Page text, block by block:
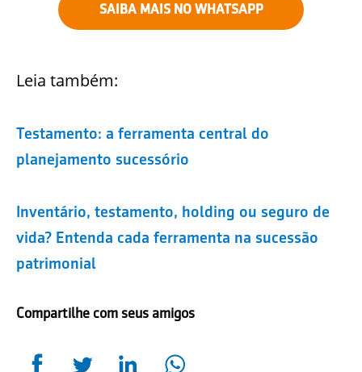
SAIBA MAIS NO WHATSAPP
Leia também:
Testamento: a ferramenta central do
planejamento sucessório
Inventário, testamento, holding ou seguro de
vida? Entenda cada ferramenta na sucessão
patrimonial
Compartilhe com seus amigos